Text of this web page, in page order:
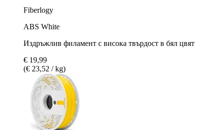
Fiberlogy
ABS White
Издръжлив филамент с висока твърдост в бял цвят
€ 19,99
(€ 23,52 / kg)